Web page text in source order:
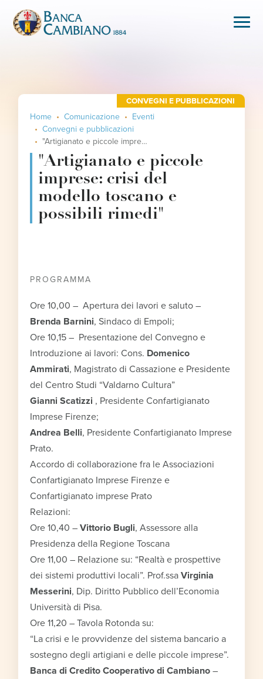
Home Comunicazione
Eventi
Convegni e pubblicazioni
"Artigianato e piccole imprese: crisi del modello toscano e possibili rimedi"
"Artigianato e piccole
imprese: crisi del
modello toscano e
possibili rimedi"
CONVEGNI E PUBBLICAZIONI
PROGRAMMA
Ore 10,00 – Apertura dei lavori e saluto –
Brenda Barnini, Sindaco di Empoli;
Ore 10,15 – Presentazione del Convegno e
Introduzione ai lavori: Cons. Domenico
Ammirati, Magistrato di Cassazione e Presidente
del Centro Studi “Valdarno Cultura”
Gianni Scatizzi , Presidente Confartigianato
Imprese Firenze;
Andrea Belli, Presidente Confartigianato Imprese
Prato.
Accordo di collaborazione fra le Associazioni
Confartigianato Imprese Firenze e
Confartigianato imprese Prato
Relazioni:
Ore 10,40 –Vittorio Bugli, Assessore alla
Presidenza della Regione Toscana
Ore 11,00 – Relazione su: “Realtà e prospettive
dei sistemi produttivi locali”. Prof.ssaVirginia
Messerini, Dip. Diritto Pubblico dell’Economia
Università di Pisa.
Ore 11,20 – Tavola Rotonda su:
“La crisi e le provvidenze del sistema bancario a
sostegno degli artigiani e delle piccole imprese”.
Banca di Credito Cooperativo di Cambiano –